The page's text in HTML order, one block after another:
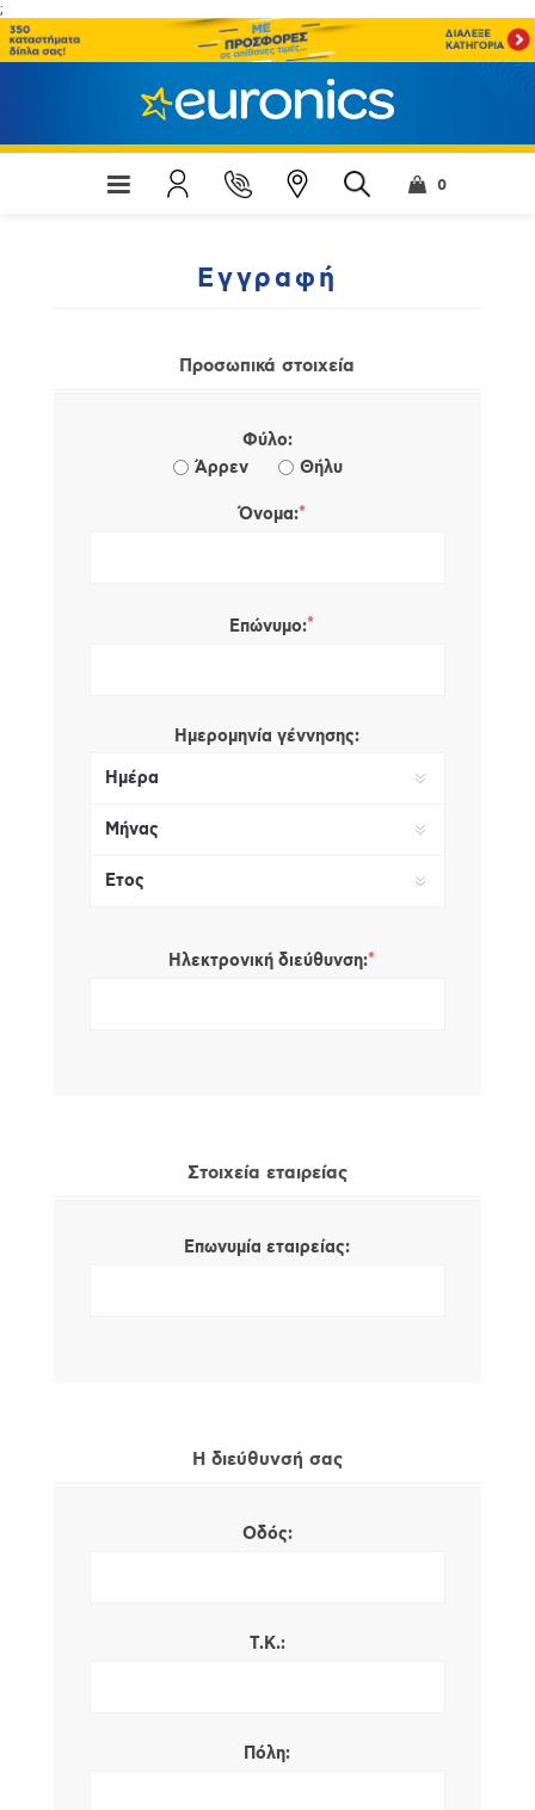
;
0
Εγγραφή
Προσωπικά στοιχεία
Φύλο:
Άρρεν
Θήλυ
Όνομα:*
Επώνυμο:*
Ημερομηνία γέννησης:
Ηλεκτρονική διεύθυνση:*
Στοιχεία εταιρείας
Επωνυμία εταιρείας:
Η διεύθυνσή σας
Οδός:
Τ.Κ.:
Πόλη: